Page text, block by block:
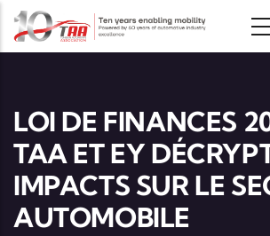
Aller au contenu principal
LOI DE FINANCES
TAA ET EY
IMPACTS SUR LE
AUTOMOBILE